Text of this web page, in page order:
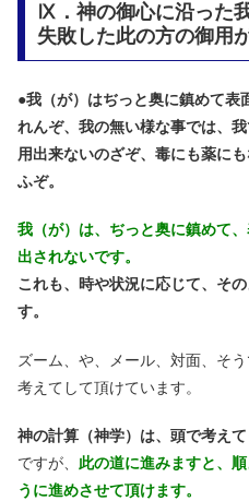
Ⅸ．神の御心に沿った
失敗した此の方の御用
●我（が）はぢっと奥に鎮めて表
れんぞ、我の無い様な事では、
用出来ないのざぞ、毒にも薬に
ふぞ。
我（が）は、ぢっと奥に鎮めて
出されないです。
これも、時や状況に応じて、そ
す。
ズーム、や、メール、対面、そ
考えてして頂けています。
神の計算（神学）は、頭で考えて
ですが、 此の道に進みますと、
うに進めさせて頂けます。